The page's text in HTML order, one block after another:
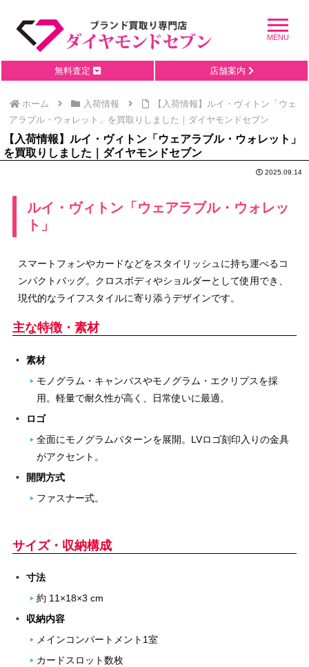
無料査定 店舗案内
ホーム 入荷情報
【入荷情報】ルイ・ヴィトン「ウェ
アラブル・ウォレット」を買取りしました｜ダイヤモンドセブン
【入荷情報】ルイ・ヴィトン「ウェアラブル・ウォレット」
を買取りしました｜ダイヤモンドセブン
2025.09.14
ルイ・ヴィトン「ウェアラブル・ウォレッ
ト」
スマートフォンやカードなどをスタイリッシュに持ち運べるコ
ンパクトバッグ。クロスボディやショルダーとして使用でき、
現代的なライフスタイルに寄り添うデザインです。
主な特徴・素材
素材
モノグラム・キャンバスやモノグラム・エクリプスを採
用。軽量で耐久性が高く、日常使いに最適。
ロゴ
全面にモノグラムパターンを展開。LVロゴ刻印入りの金具
がアクセント。
開閉方式
ファスナー式。
サイズ・収納構成
寸法
約 11×18×3 cm
収納内容
メインコンパートメント1室
カードスロット数枚